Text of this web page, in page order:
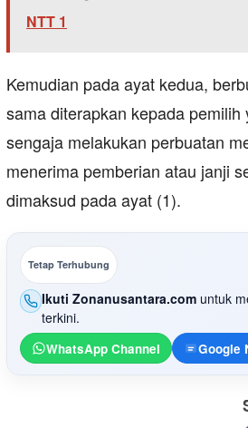
NTT 1
Kemudian pada ayat kedua,
sama diterapkan kepada pemilih
sengaja melakukan perbuatan
menerima pemberian atau janji
dimaksud pada ayat (1).
Tetap Terhubung
Ikuti Zonanusantara.com untuk
terkini.
WhatsApp Channel Google